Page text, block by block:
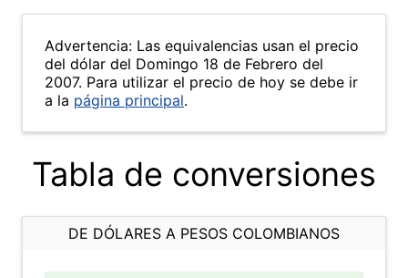
Advertencia: Las equivalencias usan el precio
del dólar del Domingo 18 de Febrero del
2007. Para utilizar el precio de hoy se debe ir
a la página principal.
Tabla de conversiones
DE DÓLARES A PESOS COLOMBIANOS